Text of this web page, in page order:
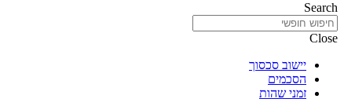
Search
Close
יישוב סכסוך
הסכמים
זמני שהות